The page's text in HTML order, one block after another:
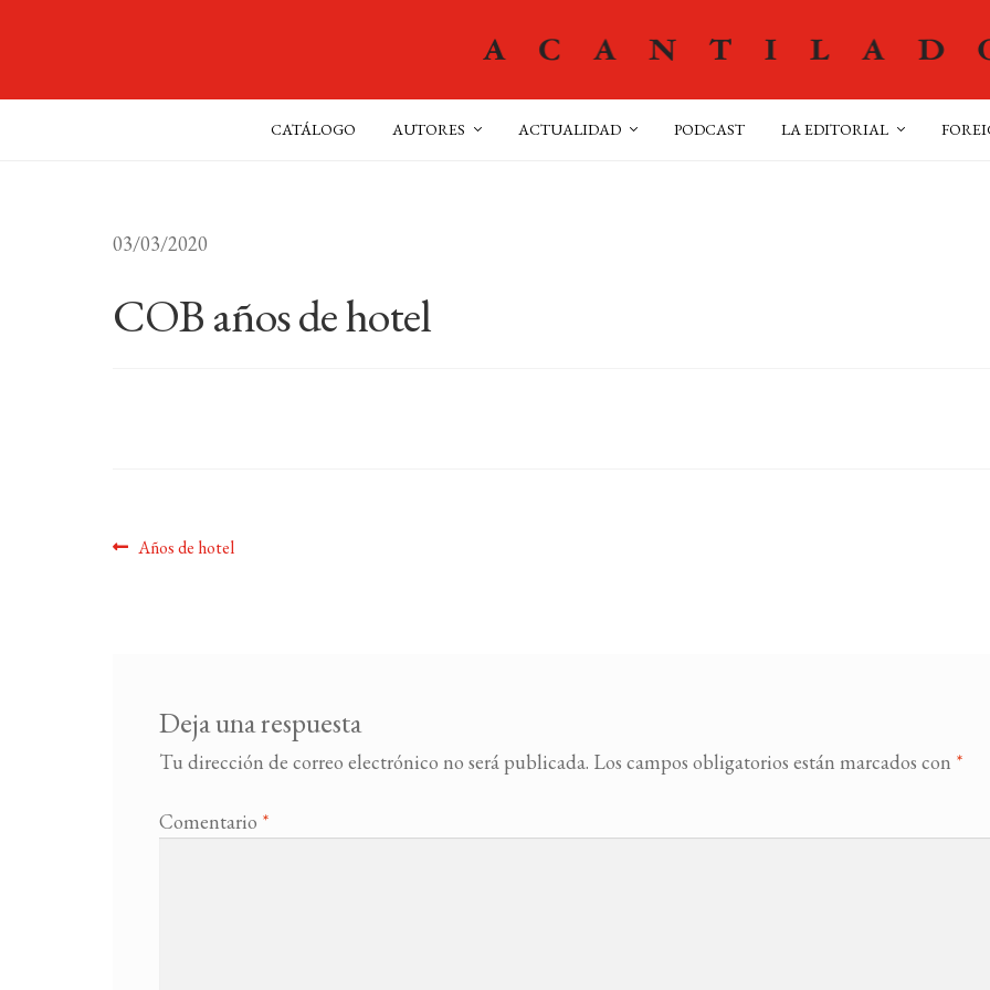
CATÁLOGO AUTORES ACTUALIDAD PODCAST LA EDITORIAL
03/03/2020
COB años de hotel
Navegación
Anterior:
Años de hotel
Deja una respuesta
Tu dirección de correo electrónico no será publicada. Los campos obligatorios están marcados con *
Comentario *